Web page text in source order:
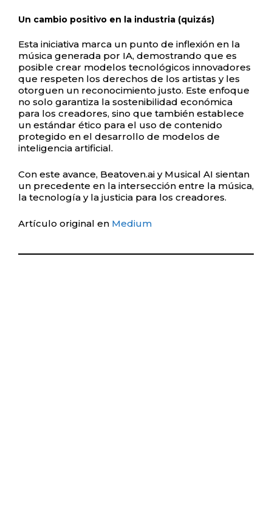
Un cambio positivo en la industria (quizás)
Esta iniciativa marca un punto de inflexión en la
música generada por IA, demostrando que es
posible crear modelos tecnológicos innovadores
que respeten los derechos de los artistas y les
otorguen un reconocimiento justo. Este enfoque
no solo garantiza la sostenibilidad económica
para los creadores, sino que también establece
un estándar ético para el uso de contenido
protegido en el desarrollo de modelos de
inteligencia artificial.
Con este avance, Beatoven.ai y Musical AI sientan
un precedente en la intersección entre la música,
la tecnología y la justicia para los creadores.
Artículo original en Medium